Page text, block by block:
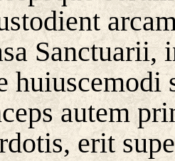
Sanctuarii,
huiuscemodi
autem
erit